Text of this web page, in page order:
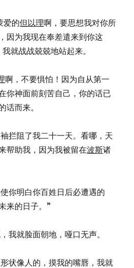
爱的但以理啊，要思想我对你所
因为我现在奉差遣来到你这
就战战兢兢地站起来。
啊，不要惧怕！因为自从第一
你神面前刻苦自己，你的话已
话而来。
拦阻了我二十一天。看哪，天
帮助我，因为我被留在波斯诸
你明白你百姓日后必遭遇的
来的日子。”
我就脸面朝地，哑口无声。
状像人的，摸我的嘴唇，我就